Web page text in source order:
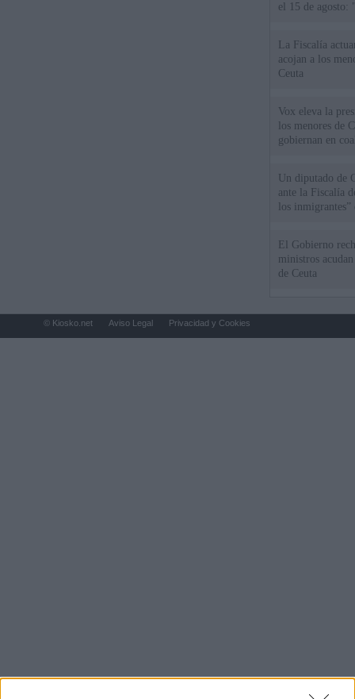
el 15 de agosto:
La Fiscalía
acojan a los
Ceuta
Vox eleva la
los menores de
gobiernan en
Un diputado de
ante la Fiscalía
los inmigrantes”
El Gobierno
ministros
de Ceuta
© Kiosko.net Aviso Legal Privacidad y Cookies